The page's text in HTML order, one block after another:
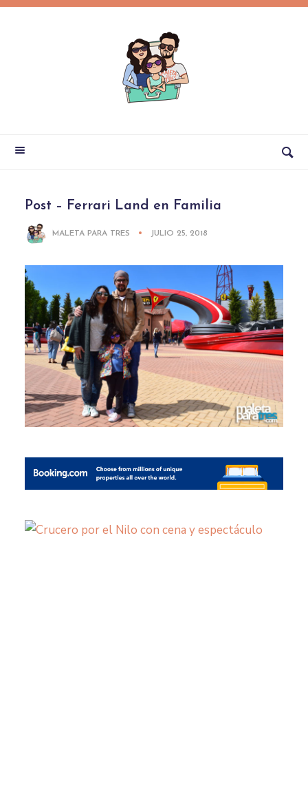
Post – Ferrari Land en Familia
MALETA PARA TRES JULIO 25, 2018